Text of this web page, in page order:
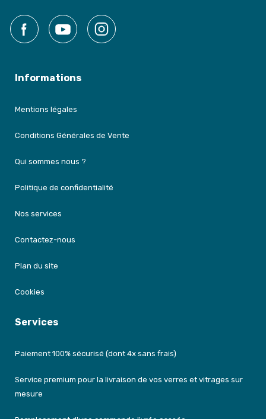
Facebook YouTube
Informations
Mentions légales
Conditions Générales de Vente
Qui sommes nous ?
Politique de confidentialité
Nos services
Contactez-nous
Plan du site
Cookies
Services
Paiement 100% sécurisé (dont 4x sans frais)
Service premium pour la livraison de vos verres et vitrages sur
mesure